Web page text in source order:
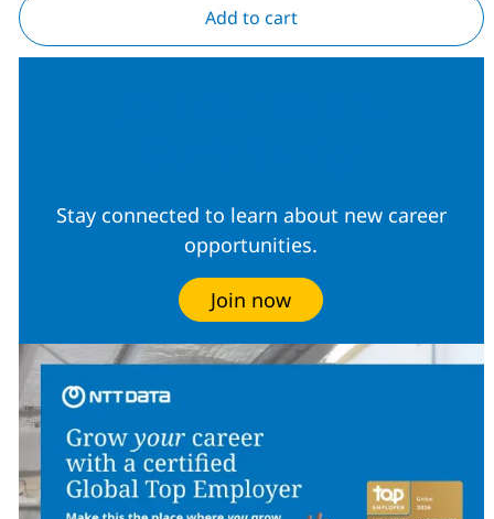
Add to cart
Stay connected to learn about new career
opportunities.
Join now